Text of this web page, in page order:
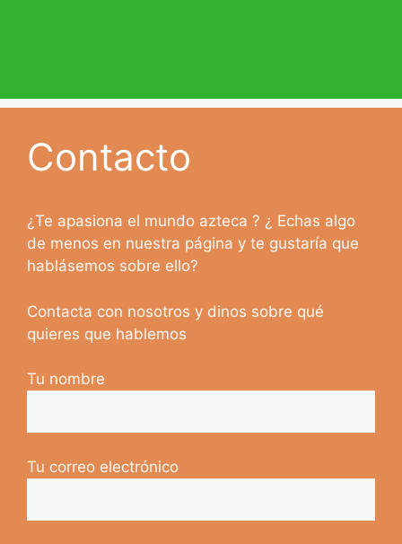
Contacto
¿Te apasiona el mundo azteca ? ¿ Echas algo
de menos en nuestra página y te gustaría que
hablásemos sobre ello?
Contacta con nosotros y dinos sobre qué
quieres que hablemos
Tu nombre
Tu correo electrónico